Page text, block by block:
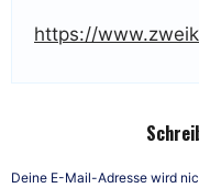
https://
Deine E-Mail-Adresse wird